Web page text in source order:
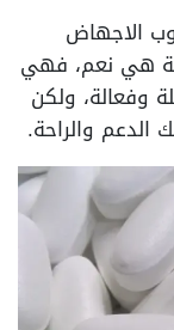
الاجهاض
هي نعم، فهي
وفعالة، ولكن
والراحة.